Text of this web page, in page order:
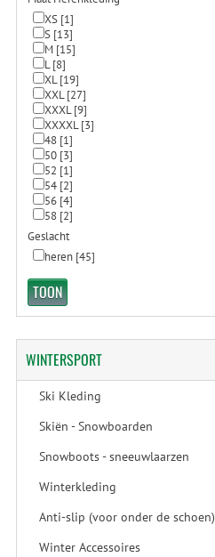
XS[1]
S[13]
M[15]
L[8]
XL[19]
XXL[27]
XXXL[9]
XXXXL[3]
48[1]
50[3]
52 [1]
54[2]
56[4]
58[2]
Geslacht
heren[45]
WINTERSPORT
Ski Kleding
Skiën - Snowboarden
Snowboots - sneeuwlaarzen
Winterkleding
Anti-slip (voor onder de schoen)
Winter Accessoires